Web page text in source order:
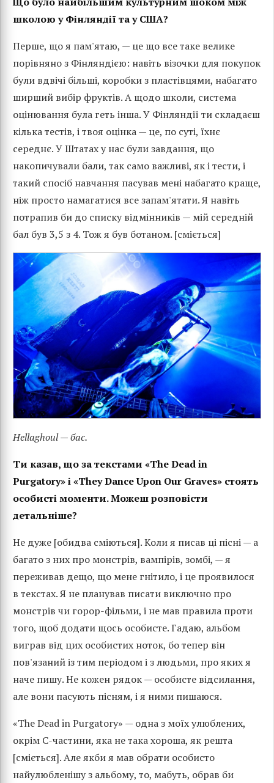
школою у Фінляндії та у США?
Перше, що я пам'ятаю, — це що все таке велике
порівняно з Фінляндією: навіть візочки для покупок
були вдвічі більші, коробки з пластівцями, набагато
ширший вибір фруктів. А щодо школи, система
оцінювання була геть інша. У Фінляндії ти складаєш
кілька тестів, і твоя оцінка — це, по суті, їхнє
середнє. У Штатах у нас були завдання, що
накопичували бали, так само важливі, як і тести, і
такий спосіб навчання пасував мені набагато краще,
ніж просто намагатися все запам'ятати. Я навіть
потрапив би до списку відмінників — мій середній
бал був 3,5 з 4. Тож я був ботаном. [сміється]
Hellaghoul — бас.
Ти казав, що за текстами «The Dead in
Purgatory» і «They Dance Upon Our Graves» стоять
особисті моменти. Можеш розповісти
детальніше?
Не дуже [обидва сміються]. Коли я писав ці пісні — а
багато з них про монстрів, вампірів, зомбі, — я
переживав дещо, що мене гнітило, і це проявилося
в текстах. Я не планував писати виключно про
монстрів чи горор-фільми, і не мав правила проти
того, щоб додати щось особисте. Гадаю, альбом
виграв від цих особистих ноток, бо тепер він
пов'язаний із тим періодом і з людьми, про яких я
наче пишу. Не кожен рядок — особисте відсилання,
але вони пасують пісням, і я ними пишаюся.
«The Dead in Purgatory» — одна з моїх улюблених,
окрім C-частини, яка не така хороша, як решта
[сміється]. Але якби я мав обрати особисто
найулюбленішу з альбому, то, мабуть, обрав би